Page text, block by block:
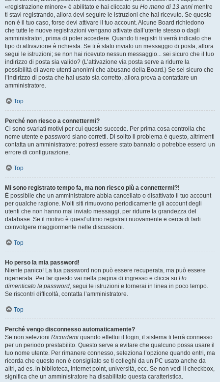
«registrazione minore» è abilitato e hai cliccato su Ho meno di 13 anni mentre
ti stavi registrando, allora devi seguire le istruzioni che hai ricevuto. Se questo
non è il tuo caso, forse devi attivare il tuo account. Alcune Board richiedono
che tutte le nuove registrazioni vengano attivate dall’utente stesso o dagli
amministratori, prima di poter accedere. Quando ti registri ti verrà indicato che
tipo di attivazione è richiesta. Se ti è stato inviato un messaggio di posta, allora
segui le istruzioni; se non hai ricevuto nessun messaggio... sei sicuro che il tuo
indirizzo di posta sia valido? (L’attivazione via posta serve a ridurre la
possibilità di avere utenti anonimi che abusano della Board.) Se sei sicuro che
l’indirizzo di posta che hai usato sia corretto, allora prova a contattare un
amministratore.
Top
Perché non riesco a connettermi?
Ci sono svariati motivi per cui questo succede. Per prima cosa controlla che
nome utente e password siano corretti. Di solito il problema è questo, altrimenti
contatta un amministratore: potresti essere stato bannato o potrebbe esserci un
errore di configurazione.
Top
Mi sono registrato tempo fa, ma non riesco più a connettermi?!
È possibile che un amministratore abbia cancellato o disattivato il tuo account
per qualche ragione. Molti siti rimuovono periodicamente gli account degli
utenti che non hanno mai inviato messaggi, per ridurre la grandezza del
database. Se il motivo è quest’ultimo registrati nuovamente e cerca di farti
coinvolgere maggiormente nelle discussioni.
Top
Ho perso la mia password!
Niente panico! La tua password non può essere recuperata, ma può essere
rigenerata. Per far questo vai nella pagina di ingresso e clicca su Ho
dimenticato la password, segui le istruzioni e tornerai in linea in poco tempo.
Se riscontri difficoltà, contatta l’amministratore.
Top
Perché vengo disconnesso automaticamente?
Se non selezioni Ricordami quando effettui il login, il sistema ti terrà connesso
per un periodo prestabilito. Questo serve a evitare che qualcuno possa usare il
tuo nome utente. Per rimanere connesso, seleziona l’opzione quando entri, ma
ricorda che questo non è consigliato se ti colleghi da un PC usato anche da
altri, ad es. in biblioteca, Internet point, università, ecc. Se non vedi il checkbox,
significa che un amministratore ha disabilitato questa caratteristica.